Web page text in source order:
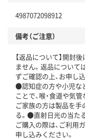
4987072098912
備考（ご注意）
【返品について】開封
ません。返品について
ずご確認の上、お申し
●認知症の方や小児な
ことで、喉・食道や気
ご家族の方は製品を手
る。●直射日光の当た
ご購入の際は、ご利用
申し込みください。